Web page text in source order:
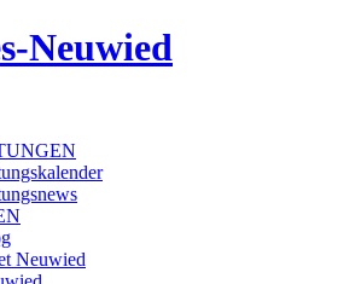
Neuwied
Neuwied